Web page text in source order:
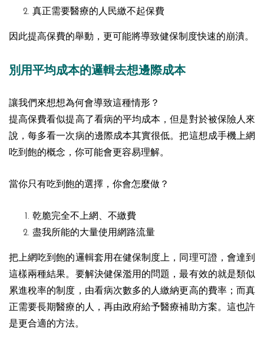
真正需要醫療的人民繳不起保費
因此提高保費的舉動，更可能將導致健保制度快速的崩潰。
別用平均成本的邏輯去想邊際成本
讓我們來想想為何會導致這種情形？
提高保費看似提高了看病的平均成本，但是對於被保險人來
說，每多看一次病的邊際成本其實很低。把這想成手機上網
吃到飽的概念，你可能會更容易理解。
當你只有吃到飽的選擇，你會怎麼做？
乾脆完全不上網、不繳費
盡我所能的大量使用網路流量
把上網吃到飽的邏輯套用在健保制度上，同理可證，會達到
這樣兩種結果。 要解決健保濫用的問題，最有效的就是類似
累進稅率的制度，由看病次數多的人繳納更高的費率；而真
正需要長期醫療的人，再由政府給予醫療補助方案。這也許
是更合適的方法。